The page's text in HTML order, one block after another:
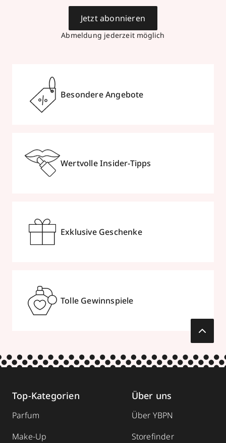
Abmeldung jederzeit möglich
Jetzt abonnieren
Besondere Angebote
Wertvolle Insider-Tipps
Exklusive Geschenke
Tolle Gewinnspiele
Top-Kategorien
Parfum
Make-Up
Über uns
Über YBPN
Storefinder